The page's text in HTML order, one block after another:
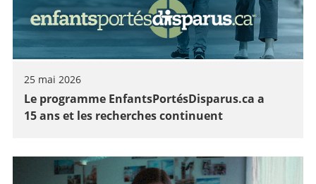
25 mai 2026
Le programme EnfantsPortésDisparus.ca a
15 ans et les recherches continuent